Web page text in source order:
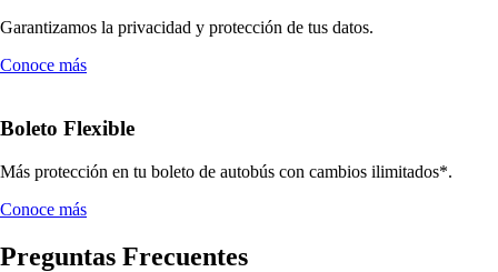
Garantizamos la privacidad y protección de tus datos.
Conoce más
Boleto Flexible
Más protección en tu boleto de autobús con cambios ilimitados*.
Conoce más
Preguntas Frecuentes